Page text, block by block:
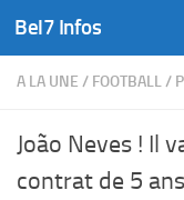
Skip to content
Bel7 Infos
A LA UNE / FOOTBALL/
João Neves ! Il
contrat de 5